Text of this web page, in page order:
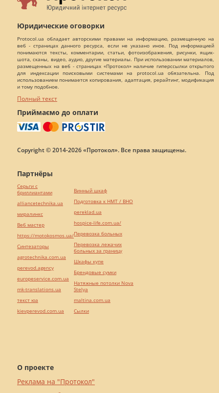
Юридические оговорки
Protocol.ua обладает авторскими правами на информацию, размещенную на
веб - страницах данного ресурса, если не указано иное. Под информацией
понимаются тексты, комментарии, статьи, фотоизображения, рисунки, ящик-
шота, сканы, видео, аудио, другие материалы. При использовании материалов,
размещенных на веб - страницах «Протокол» наличие гиперссылки открытого
для индексации поисковыми системами на protocol.ua обязательна. Под
использованием понимается копирования, адаптация, рерайтинг, модификация
и тому подобное.
Полный текст
Приймаємо до оплати
Copyright © 2014-2026 «Протокол». Все права защищены.
О проекте
Реклама на "Протокол"
Партнёры
Серьги с
бриллиантами
alliancetechnika.ua
миралинкс
Веб мастер
https://motokosmos.ua/
Синтезаторы
agrotechnika.com.ua
perevod.agency
europeservice.com.ua
mk-translations.ua
текст юа
kievperevod.com.ua
Винный шкаф
Подготовка к НМТ / ВНО
pereklad.ua
hospice-life.com.ua/
Перевозка больных
Перевозка лежачих
больных за границу
Шкафы купе
Брендовые сумки
Натяжные потолки Nova
Stelya
maltina.com.ua
Cылки